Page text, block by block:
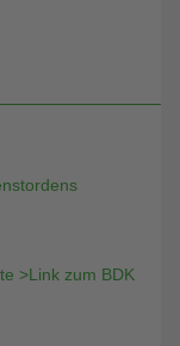
>Link zum BDK